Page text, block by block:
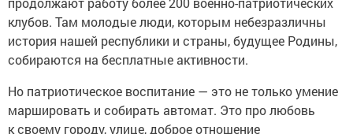
клубов. Там молодые люди, которым небезразличны
история нашей республики и страны, будущее Родины,
собираются на бесплатные активности.
Но патриотическое воспитание — это не только умение
маршировать и собирать автомат. Это про любовь
к своему городу, улице, доброе отношение